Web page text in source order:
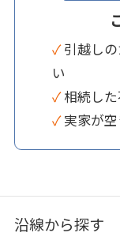
✓ 引越しのために今住んでる家を売りた
い
✓ 相続し
✓ 実家が
沿線から探す